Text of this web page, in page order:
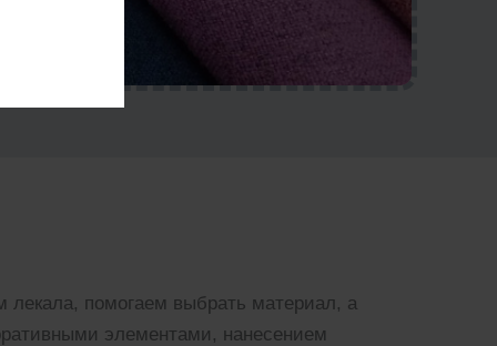
лекала, помогаем выбрать материал, а
элементами, нанесением